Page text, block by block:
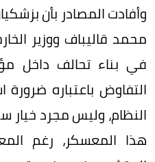
وأفادت المصادر بأن
محمد قاليباف ووزير
في بناء تحالف داخل
التفاوض باعتباره ضرورة
النظام، وليس مجرد
هذا المعسكر، رغم